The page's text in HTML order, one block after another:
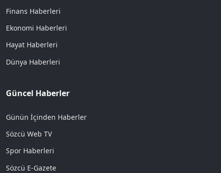
Finans Haberleri
Ekonomi Haberleri
Hayat Haberleri
Dünya Haberleri
Güncel Haberler
Günün İçinden Haberler
Sözcü Web TV
Spor Haberleri
Sözcü E-Gazete